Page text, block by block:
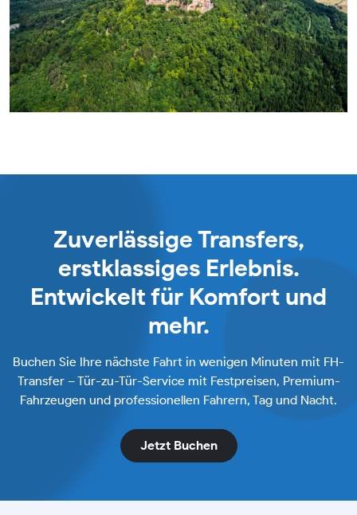
Zuverlässige Transfers,
erstklassiges Erlebnis.
Entwickelt für Komfort und
mehr.
Buchen Sie Ihre nächste Fahrt in wenigen Minuten mit FH-
Transfer – Tür-zu-Tür-Service mit Festpreisen, Premium-
Fahrzeugen und professionellen Fahrern, Tag und Nacht.
Jetzt Buchen